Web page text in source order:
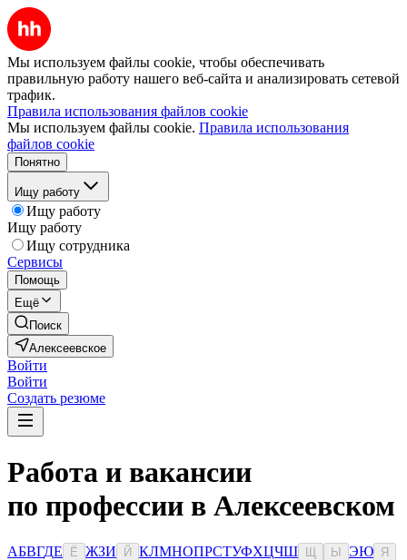
Мы используем файлы cookie, чтобы обеспечивать
правильную работу нашего веб-сайта и анализировать сетевой
трафик.
Правила использования файлов cookie
Мы используем файлы cookie. Правила использования
файлов cookie
Понятно
Ищу работу
Ищу работу
Ищу работу
Ищу сотрудника
Сервисы
Помощь
Ещё
Поиск
Алексеевское
Войти
Войти
Создать резюме
Работа и вакансии
по профессии в Алексеевском
АБВГДЕ Ё ЖЗИ Й КЛМНОПРСТУФХЦЧШ Ы ЭЮ Я